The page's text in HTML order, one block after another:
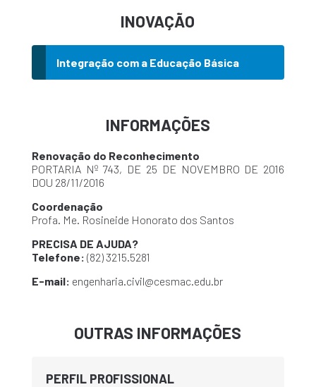
INOVAÇÃO
Integração com a Educação Básica
INFORMAÇÕES
Renovação do Reconhecimento
PORTARIA Nº 743, DE 25 DE NOVEMBRO DE 2016
DOU 28/11/2016
Coordenação
Profa. Me. Rosineide Honorato dos Santos
PRECISA DE AJUDA?
Telefone: (82) 3215.5281
E-mail: engenharia.civil@cesmac.edu.br
OUTRAS INFORMAÇÕES
PERFIL PROFISSIONAL